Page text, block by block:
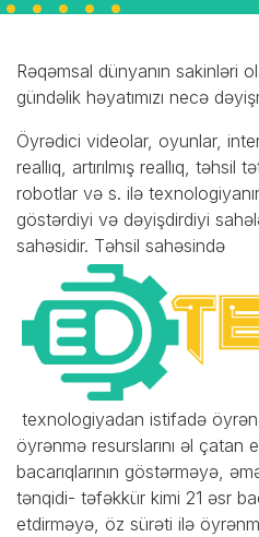
Rəqəmsal dünyanın sakinləri
gündəlik həyatımızı necə
Öyrədici videolar, oyunlar,
reallıq, artırılmış reallıq, təhsil
robotlar və s. ilə
göstərdiyi və dəyişdirdiyi
sahəsidir. Təhsil sahəsində
texnologiyadan istifadə
öyrənmə resurslarını əl çatan
bacarıqlarının göstərməyə,
tənqidi- təfəkkür kimi 21 əsr
etdirməyə, öz sürəti ilə